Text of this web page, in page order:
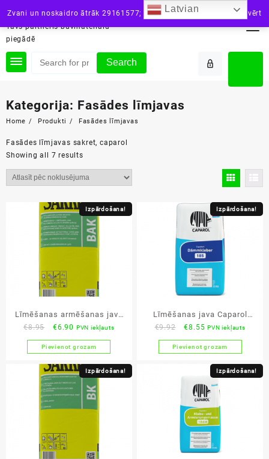
Zvani un noskaidro ātrāk 29161577; vai raksti: info@siltini.lvAizvērt
content
siltini.lv
Tavs partneris būvmateriālu
piegādē
Search
Kategorija: Fasādes līmjavas
Home Produkti Fasādes līmjavas
Fasādes līmjavas sakret, caparol
Showing all 7 results
Izpārdošana!
Līmēšanas armēšanas java
Sakret BAK 25kg
€8.95
Original
price
was:
€8.95.
€6.90 Current
price
is:
€6.90.
PVN iekļauts
Pievienot grozam
Izpārdošana!
Līmēšanas java Caparol
Dammkleber 185
€9.92
Original
price
was:
€8.55Current
price
is:
€8.55.
PVN iekļauts
Pievienot grozam
Izpārdošana! Izpārdošana!
Latvian